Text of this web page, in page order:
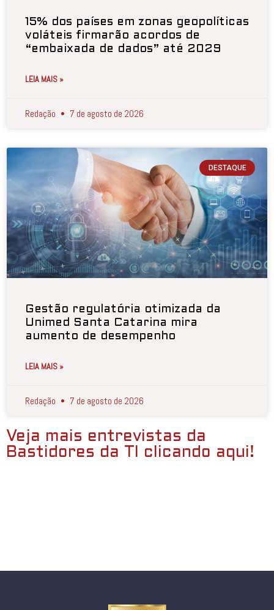
15% dos países em zonas geopolíticas
voláteis firmarão acordos de
“embaixada de dados” até 2029
LEIA MAIS »
Redação 7 de agosto de 2026
DESTAQUE
Gestão regulatória otimizada da
Unimed Santa Catarina mira
aumento de desempenho
LEIA MAIS »
Redação 7 de agosto de 2026
Veja mais entrevistas da
Bastidores da TI clicando aqui!